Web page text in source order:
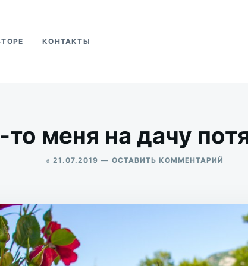
КОНТАКТЫ
то меня на дачу
в 21.07.2019 ОСТАВИТЬ КОММЕНТАРИЙ
НА
ДАЧУ